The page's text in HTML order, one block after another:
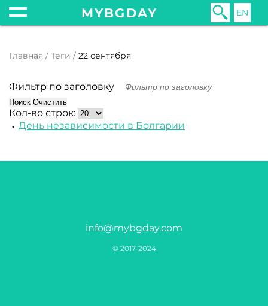
MYBGDAY EN
Главная Теги 22 сентября
Фильтр по заголовку
Поиск Очистить
Кол-во строк:
День независимости в Болгарии
info@mybgday.com
© 2017-2024